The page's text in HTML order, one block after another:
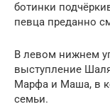
ботинки
певца преданно
В левом нижнем
выступление
Марфа и Маша, в
семьи.